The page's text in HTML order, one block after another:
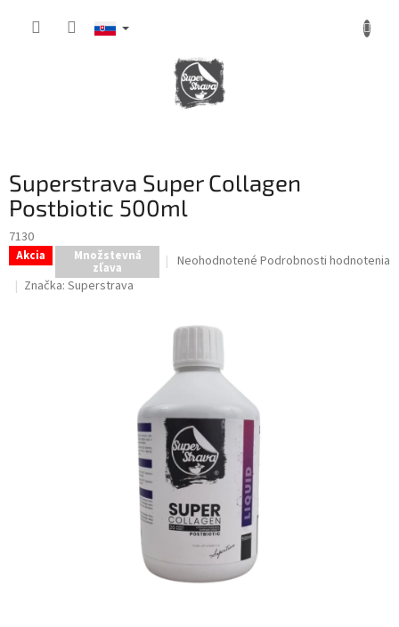
Superstrava Super Collagen
Postbiotic 500ml
7130
Akcia Množstevná
zľava
Priemerné
0,0
5
hviezdičiek.
Neohodnotené Podrobnosti hodnotenia
Značka: Superstrava